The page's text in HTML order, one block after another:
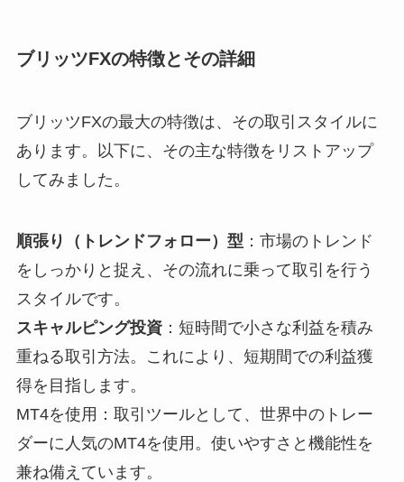
ブリッツFXの特徴とその詳細
ブリッツFXの最大の特徴は、その取引スタイルに
あります。以下に、その主な特徴をリストアップ
してみました。
順張り（トレンドフォロー）型 ：市場のトレンド
をしっかりと捉え、その流れに乗って取引を行う
スタイルです。
スキャルピング投資：短時間で小さな利益を積み
重ねる取引方法。これにより、短期間での利益獲
得を目指します。
MT4を使用：取引ツールとして、世界中のトレー
ダーに人気のMT4を使用。使いやすさと機能性を
兼ね備えています。